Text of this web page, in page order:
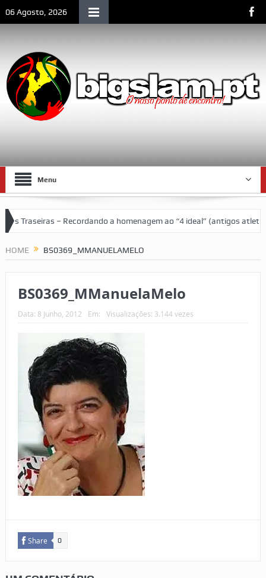
06 Agosto, 2026
Menu
Traseiras – Recordando a homenagem ao “4 ideal” (antigos atletas
HOME BS0369_MMANUELAMELO
BS0369_MManuelaMelo
Data: 8 Junho, 2012 Em: Visualizações: 3.144 vezes
Share 0